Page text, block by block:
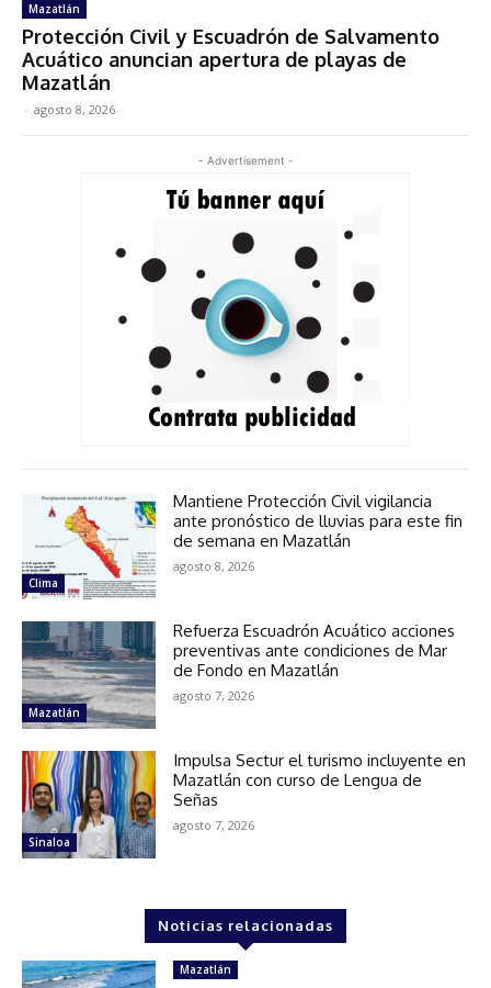
Mazatlán
Protección Civil y Escuadrón de Salvamento
Acuático anuncian apertura de playas de
Mazatlán
- agosto 8, 2026
- Advertisement -
Clima
Mantiene Protección Civil vigilancia
ante pronóstico de lluvias para este fin
de semana en Mazatlán
agosto 8, 2026
Mazatlán
Refuerza Escuadrón Acuático acciones
preventivas ante condiciones de Mar
de Fondo en Mazatlán
agosto 7, 2026
Sinaloa
Impulsa Sectur el turismo incluyente en
Mazatlán con curso de Lengua de
Señas
agosto 7, 2026
Noticias relacionadas
Mazatlán